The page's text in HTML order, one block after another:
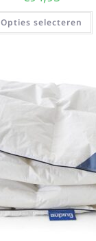
Opties selecteren